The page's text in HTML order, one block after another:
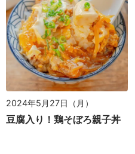
2024年5月27日（月）
豆腐入り！鶏そぼろ親子丼